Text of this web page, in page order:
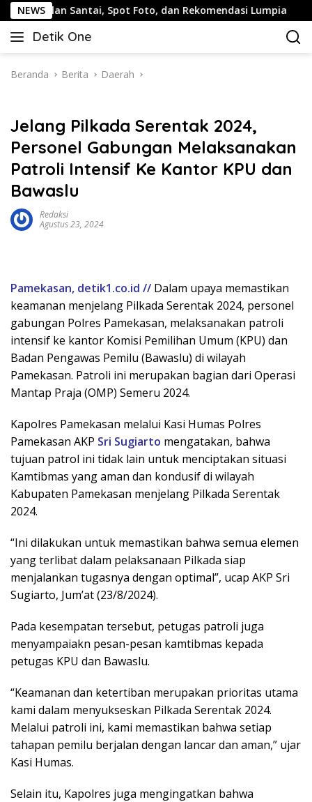
Langsung
ke
konten
NEWS
Santai, Spot Foto, dan Rekomendasi Lumpia
Detik One
Tajam
Fakta
Beranda Berita Daerah
Jelang Pilkada Serentak 2024,
Personel Gabungan Melaksanakan
Patroli Intensif Ke Kantor KPU dan
Bawaslu
Redaksi
Agustus 23, 2024
Pamekasan, detik1.co.id // Dalam upaya memastikan
keamanan menjelang Pilkada Serentak 2024, personel
gabungan Polres Pamekasan, melaksanakan patroli
intensif ke kantor Komisi Pemilihan Umum (KPU) dan
Badan Pengawas Pemilu (Bawaslu) di wilayah
Pamekasan. Patroli ini merupakan bagian dari Operasi
Mantap Praja (OMP) Semeru 2024.
Kapolres Pamekasan melalui Kasi Humas Polres
Pamekasan AKP Sri Sugiarto mengatakan, bahwa
tujuan patrol ini tidak lain untuk menciptakan situasi
Kamtibmas yang aman dan kondusif di wilayah
Kabupaten Pamekasan menjelang Pilkada Serentak
2024.
“Ini dilakukan untuk memastikan bahwa semua elemen
yang terlibat dalam pelaksanaan Pilkada siap
menjalankan tugasnya dengan optimal”, ucap AKP Sri
Sugiarto, Jum’at (23/8/2024).
Pada kesempatan tersebut, petugas patroli juga
menyampaiakn pesan-pesan kamtibmas kepada
petugas KPU dan Bawaslu.
“Keamanan dan ketertiban merupakan prioritas utama
kami dalam menyukseskan Pilkada Serentak 2024.
Melalui patroli ini, kami memastikan bahwa setiap
tahapan pemilu berjalan dengan lancar dan aman,” ujar
Kasi Humas.
Selain itu, Kapolres juga mengingatkan bahwa